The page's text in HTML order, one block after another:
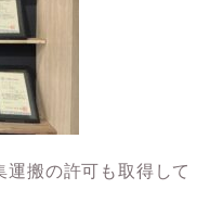
搬の許可も取得して